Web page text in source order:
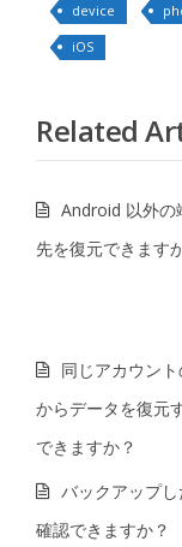
device
iOS
Related
Android 以外の
先を復元できます
同じアカウン
からデータを復元
できますか？
バックアップ
確認できますか？